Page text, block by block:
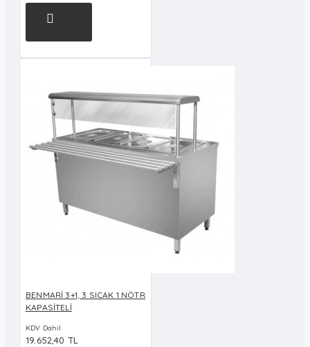
BENMARİ 3+1, 3 SICAK 1 NÖTR
KAPASİTELİ
KDV Dahil
19.652,40 TL